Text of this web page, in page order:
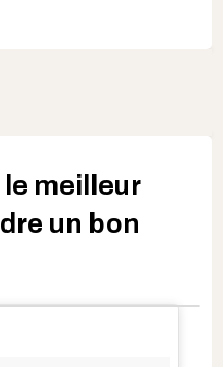
meilleur
un bon